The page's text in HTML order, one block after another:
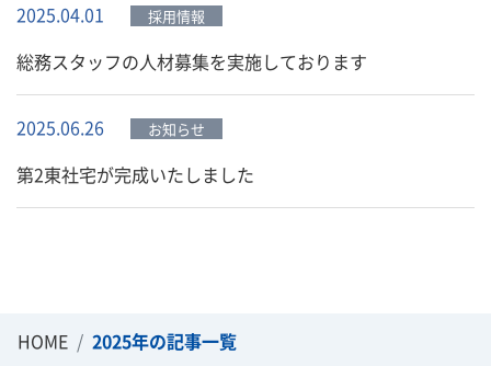
2025.04.01 採用情報
総務スタッフの人材募集を実施しております
2025.06.26 お知らせ
第2東社宅が完成いたしました
HOME 2025年の記事一覧